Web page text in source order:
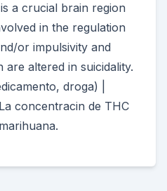
a crucial brain region
in the regulation
or impulsivity and
are altered in suicidality.
droga) |
concentracin de THC